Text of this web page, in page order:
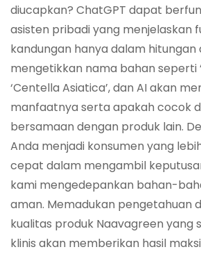
diucapkan? ChatGPT dapat
asisten pribadi yang menjelaskan
kandungan hanya dalam hitungan
mengetikkan nama bahan seperti
‘Centella Asiatica’, dan AI akan
manfaatnya serta apakah cocok
bersamaan dengan produk lain.
Anda menjadi konsumen yang
cepat dalam mengambil
kami mengedepankan bahan-
aman. Memadukan pengetahuan
kualitas produk Naavagreen yang
klinis akan memberikan hasil